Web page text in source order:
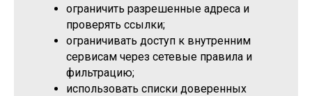
ограничить разрешенные адреса и
проверять ссылки;
ограничивать доступ к внутренним
сервисам через сетевые правила и
фильтрацию;
использовать списки доверенных